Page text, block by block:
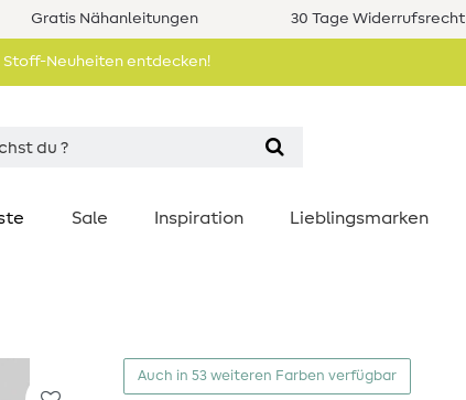
Gratis Nähanleitungen 30 Tage Widerrufsrecht
Stoff-Neuheiten entdecken!
Sale Inspiration Lieblingsmarken
Auch in 53 weiteren Farben verfügbar